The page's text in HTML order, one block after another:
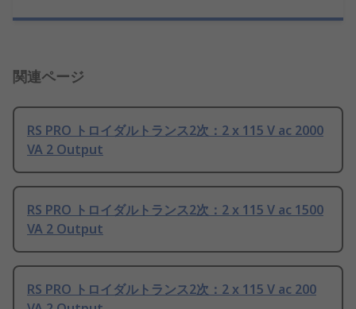
関連ページ
RS PRO トロイダルトランス2次：2 x 115 V ac 2000
VA 2 Output
RS PRO トロイダルトランス2次：2 x 115 V ac 1500
VA 2 Output
RS PRO トロイダルトランス2次：2 x 115 V ac 200